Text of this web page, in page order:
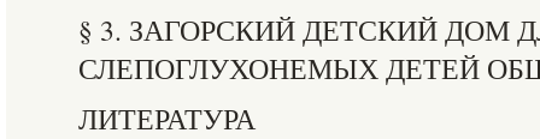
§ 3. ЗАГОРСКИЙ ДЕТСКИЙ ДОМ
СЛЕПОГЛУХОНЕМЫХ ДЕТЕЙ
ЛИТЕРАТУРА